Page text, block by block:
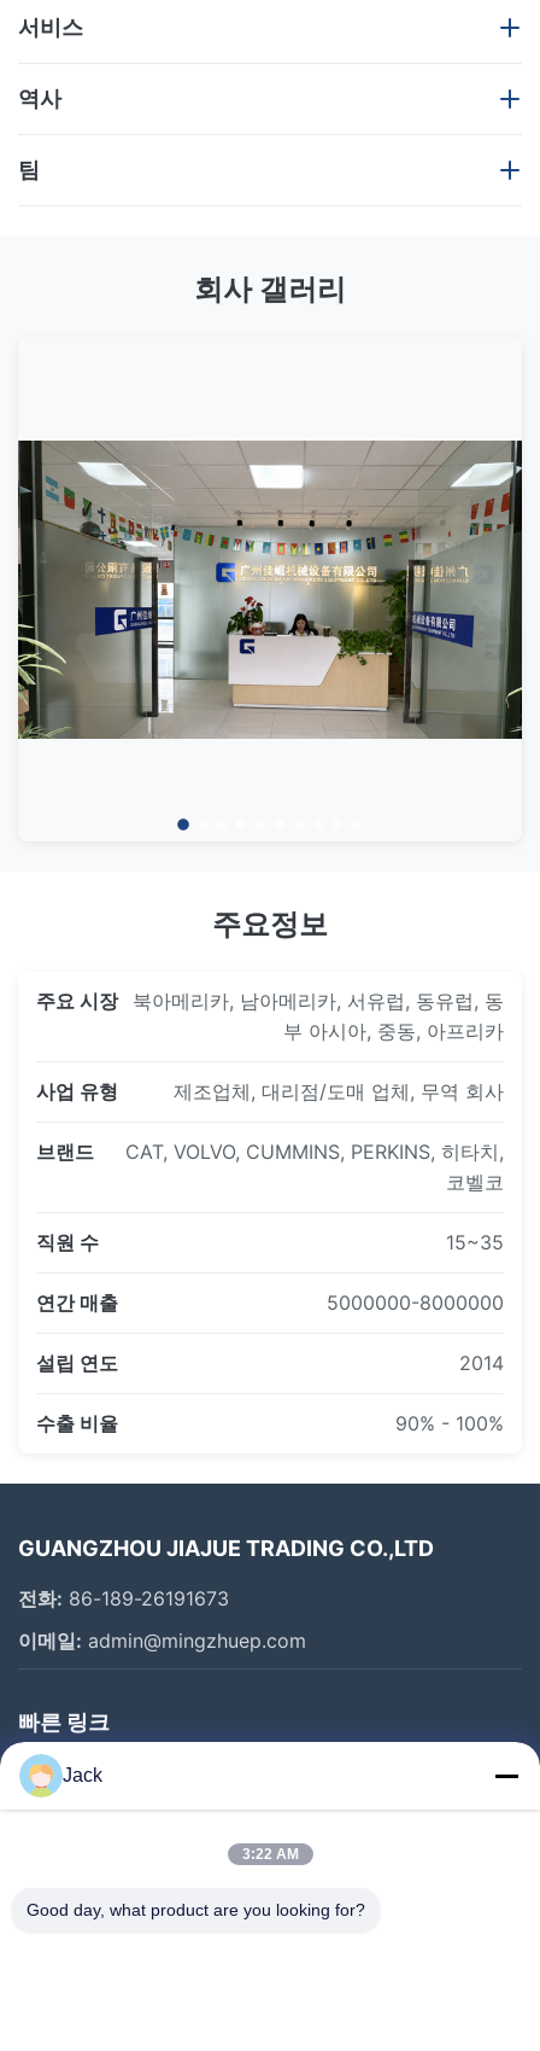
서비스
기업을 통합 발굴기 와이어 허니, 기계 컨트롤러,다양한 산
스. 회사의 기존 대규모 생산 작업실은 3,000 평방 미터 면
다.KOMATSU와 같은 주요 거래업체에서 거래되었습니다.
히타치 코벨코, 카톤, SNY 등 건설기계 브랜드가 판매 후
력
역사
더불어 굴착기 부속을, 판매해서, inculding 굴착기 부속의
고무 부분, 엔진 부품, 오일 시일, 일반적인 소비가능한 부
다, 좋은 서비스로, 저희가 평가한 고객에 의하여 항상 곁에
있을 것입니다. 우리는 근실하게 당신과 협력하고 서로 더
강한 사업상의 관계를 건설하는 것을 희망합니다.
팀
가지고 있습니다.
광저우 Jiajue는 굴삭기 부품 분야에서 4년 이상의 경험을
보유하고 있으며 전문적이고 효율적이며 책임감 있는 팀은
글로벌 시장에서의 협력에 기여합니다.
회사 갤러리
주요정보
주요 시장
북아메리카, 남아메리카, 서유럽, 동유럽, 동
부 아시아, 중동, 아프리카
사업 유형 제조업체, 대리점/도매 업체, 무역 회사
브랜드
CAT, VOLVO, CUMMINS, PERKINS, 히타치,
코벨코
직원 수 15~35
연간 매출 5000000-8000000
설립 연도 2014
수출 비율 90% - 100%
GUANGZHOU JIAJUE TRADING CO.,LTD
전화: 86-189-26191673
이메일: admin@mingzhuep.com
빠른 링크
집
제품
공장 투어
Jack
3:22 AM
Good day, what product are you looking for?